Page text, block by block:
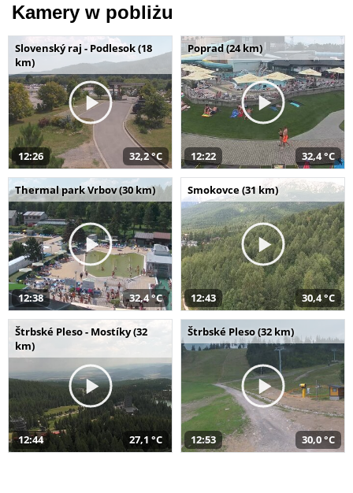
Kamery w pobliżu
Slovenský raj - Podlesok (18
km)
12:26 32,2 °C
Poprad (24 km)
12:22 32,4 °C
Thermal park Vrbov (30 km)
12:38 32,4 °C
Smokovce (31 km)
12:43 30,4 °C
Štrbské Pleso - Mostíky (32
km)
12:44 27,1 °C
Štrbské Pleso (32 km)
12:53 30,0 °C